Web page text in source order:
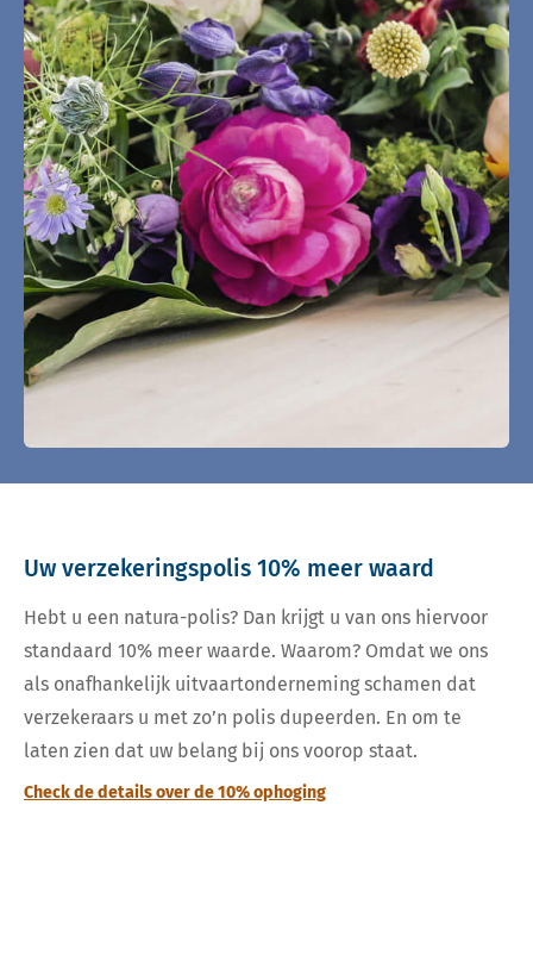
Uw verzekeringspolis 10% meer waard
Hebt u een natura-polis? Dan krijgt u van ons hiervoor
standaard 10% meer waarde. Waarom? Omdat we ons
als onafhankelijk uitvaartonderneming schamen dat
verzekeraars u met zo’n polis dupeerden. En om te
laten zien dat uw belang bij ons voorop staat.
Check de details over de 10% ophoging